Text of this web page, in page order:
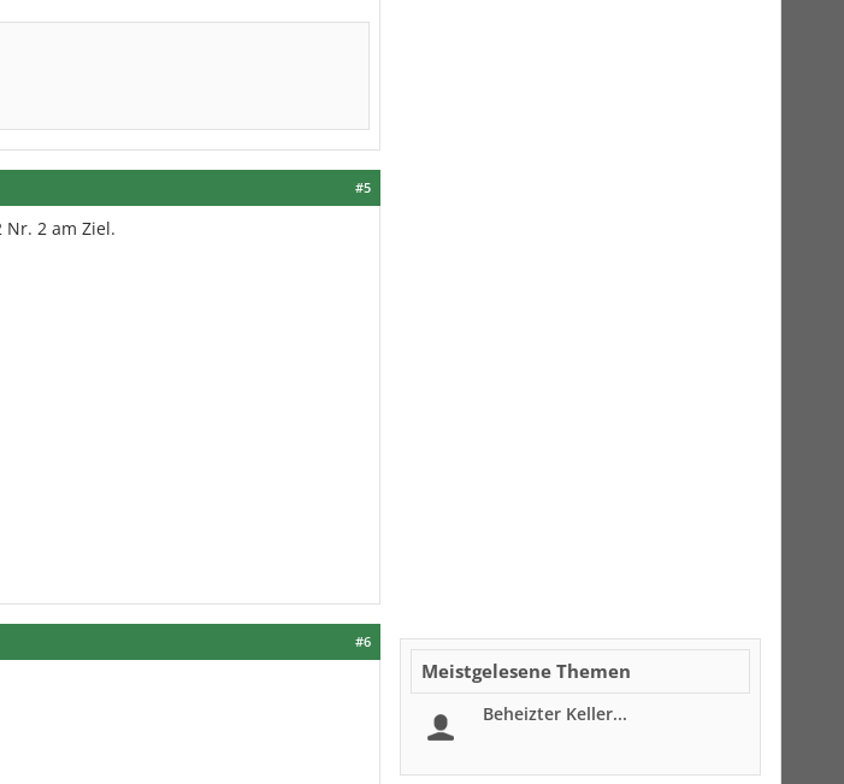
#5
Nr. 2 am Ziel.
#6
Meistgelesene Themen
Beheizter Keller...